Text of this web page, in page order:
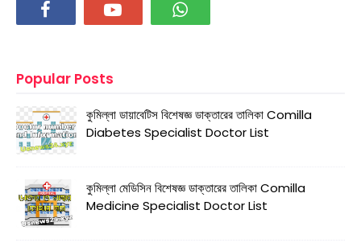
Popular Posts
কুমিল্লা ডায়াবেটিস বিশেষজ্ঞ ডাক্তারের তালিকা Comilla
Diabetes Specialist Doctor List
কুমিল্লা মেডিসিন বিশেষজ্ঞ ডাক্তারের তালিকা Comilla
Medicine Specialist Doctor List